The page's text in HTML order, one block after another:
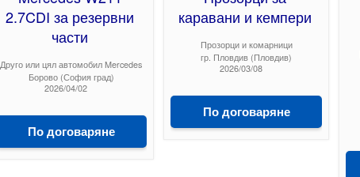
2.7CDI за резервни
части
Друго или цял автомобил Mercedes
Борово (София град)
2026/04/02
По договаряне
каравани и кемпери
Прозорци и комарници
гр. Пловдив (Пловдив)
2026/03/08
По договаряне